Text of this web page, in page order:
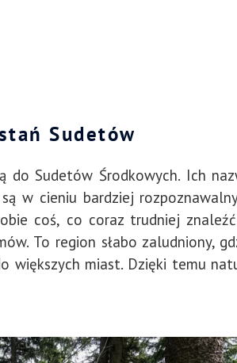
Sudetów
do Sudetów Środkowych. Ich
w cieniu bardziej
coś, co coraz trudniej
To region słabo zaludniony,
większych miast. Dzięki temu